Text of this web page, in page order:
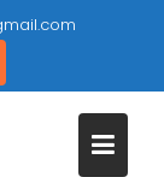
NA